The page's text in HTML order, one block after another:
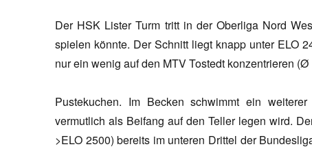
Der HSK Lister Turm tritt in der Oberliga Nord
spielen könnte. Der Schnitt liegt knapp unter ELO
nur ein wenig auf den MTV Tostedt konzentrieren (Ø
Pustekuchen. Im Becken schwimmt ein
vermutlich als Beifang auf den Teller legen wird.
>ELO 2500) bereits im unteren Drittel der